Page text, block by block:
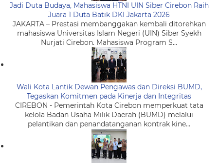
Jadi Duta Budaya, Mahasiswa HTNI UIN Siber Cirebon Raih
Juara 1 Duta Batik DKI Jakarta 2026
JAKARTA – Prestasi membanggakan kembali ditorehkan
mahasiswa Universitas Islam Negeri (UIN) Siber Syekh
Nurjati Cirebon. Mahasiswa Program S...
Wali Kota Lantik Dewan Pengawas dan Direksi BUMD,
Tegaskan Komitmen pada Kinerja dan Integritas
CIREBON - Pemerintah Kota Cirebon memperkuat tata
kelola Badan Usaha Milik Daerah (BUMD) melalui
pelantikan dan penandatanganan kontrak kine...